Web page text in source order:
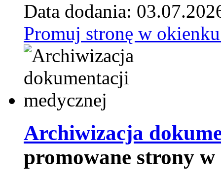
Data dodania:
Promuj stronę w
Archiwizacja
promowane strony